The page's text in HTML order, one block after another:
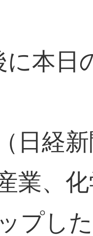
に本
日経
業、
プし